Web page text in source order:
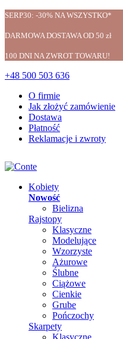
SERP30: -30% NA WSZYSTKO*
DARMOWA DOSTAWA OD 50 zł
100 DNI NA ZWROT TOWARU!
+48 500 503 636
O firmie
Jak złożyć zamówienie
Dostawa
Płatność
Reklamacje i zwroty
Kobiety
Nowość
Bielizna
Rajstopy
Klasyczne
Modelujące
Wzorzyste
Ażurowe
Ślubne
Ciążowe
Cienkie
Grube
Pończochy
Skarpety
Klasyczne